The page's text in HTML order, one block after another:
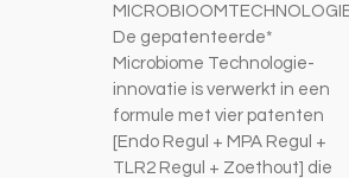
De gepatenteerde*
Microbiome Technologie-
innovatie is verwerkt in een
formule met vier patenten
[Endo Regul + MPA Regul +
TLR2 Regul + Zoethout] die